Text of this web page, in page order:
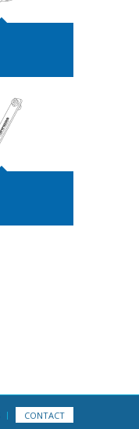
CONTACT